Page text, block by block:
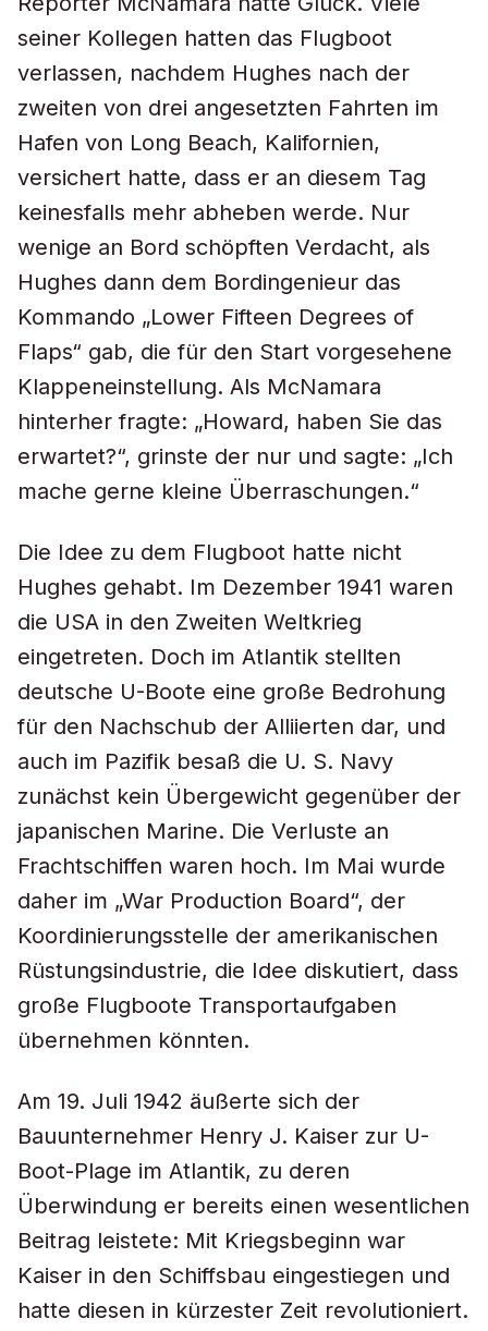
seiner Kollegen hatten das Flugboot
verlassen, nachdem Hughes nach der
zweiten von drei angesetzten Fahrten im
Hafen von Long Beach, Kalifornien,
versichert hatte, dass er an diesem Tag
keinesfalls mehr abheben werde. Nur
wenige an Bord schöpften Verdacht, als
Hughes dann dem Bordingenieur das
Kommando „Lower Fifteen Degrees of
Flaps“ gab, die für den Start vorgesehene
Klappeneinstellung. Als McNamara
hinterher fragte: „Howard, haben Sie das
erwartet?“, grinste der nur und sagte: „Ich
mache gerne kleine Überraschungen.“
Die Idee zu dem Flugboot hatte nicht
Hughes gehabt. Im Dezember 1941 waren
die USA in den Zweiten Weltkrieg
eingetreten. Doch im Atlantik stellten
deutsche U-Boote eine große Bedrohung
für den Nachschub der Alliierten dar, und
auch im Pazifik besaß die U. S. Navy
zunächst kein Übergewicht gegenüber der
japanischen Marine. Die Verluste an
Frachtschiffen waren hoch. Im Mai wurde
daher im „War Production Board“, der
Koordinierungsstelle der amerikanischen
Rüstungsindustrie, die Idee diskutiert, dass
große Flugboote Transportaufgaben
übernehmen könnten.
Am 19. Juli 1942 äußerte sich der
Bauunternehmer Henry J. Kaiser zur U-
Boot-Plage im Atlantik, zu deren
Überwindung er bereits einen wesentlichen
Beitrag leistete: Mit Kriegsbeginn war
Kaiser in den Schiffsbau eingestiegen und
hatte diesen in kürzester Zeit revolutioniert.